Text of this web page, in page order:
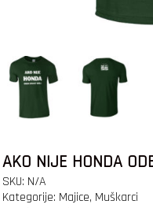
AKO NIJE HONDA
SKU: N/A
Kategorije: Majice, Muškarci